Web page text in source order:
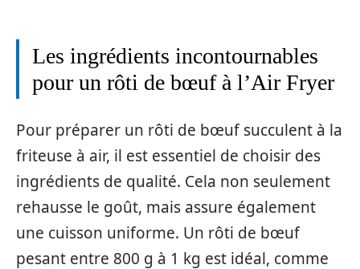
Les ingrédients incontournables
pour un rôti de bœuf à l’Air Fryer
Pour préparer un rôti de bœuf succulent à la
friteuse à air, il est essentiel de choisir des
ingrédients de qualité. Cela non seulement
rehausse le goût, mais assure également
une cuisson uniforme. Un rôti de bœuf
pesant entre 800 g à 1 kg est idéal, comme